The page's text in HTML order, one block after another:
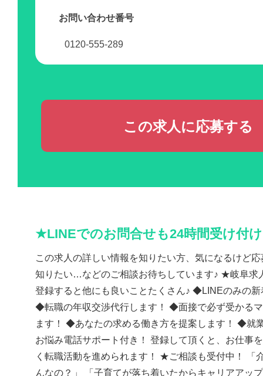
お問い合わせ番号
0120-555-289
この求人に応募する
★LINEでのお問合せも24時間受け付
この求人の詳しい情報を知りたい方、気になるけど
知りたい…などのご相談お待ちしています♪ ★岐阜求
登録すると他にも良いことたくさん♪ ◆LINEのみの
◆転職の年収交渉代行します！ ◆面接で必ず受かる
ます！ ◆あなたの求める働き方を提案します！ ◆就
お悩み電話サポート付き！ 登録して頂くと、お仕事
く転職活動を進められます！ ★ご相談も受付中！ 「
んなの？」 「子育てが落ち着いたからキャリアアッ